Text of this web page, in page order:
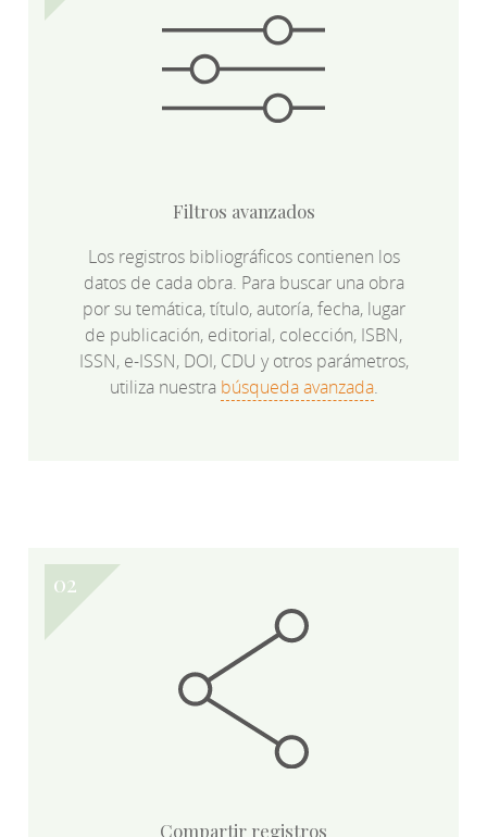
Filtros avanzados
Los registros bibliográficos contienen los
datos de cada obra. Para buscar una obra
por su temática, título, autoría, fecha, lugar
de publicación, editorial, colección, ISBN,
ISSN, e-ISSN, DOI, CDU y otros parámetros,
utiliza nuestra búsqueda avanzada.
Compartir registros